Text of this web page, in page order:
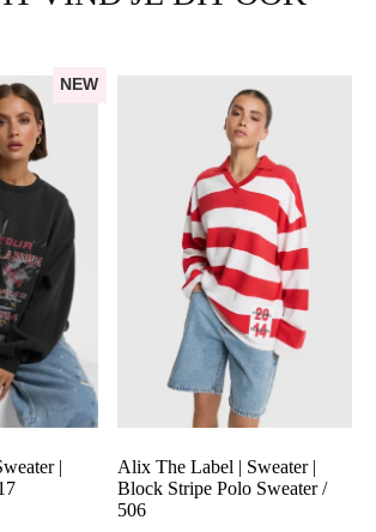
NEW
|
Alix The Label | Sweater |
Block Stripe Polo Sweater /
506